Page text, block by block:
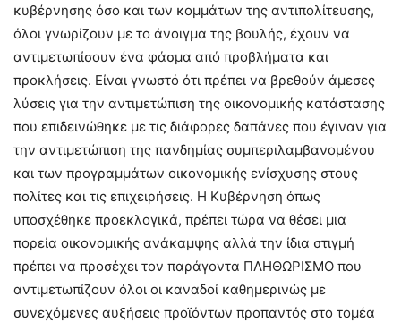
κυβέρνησης όσο και των κομμάτων της αντιπολίτευσης,
όλοι γνωρίζουν με το άνοιγμα της βουλής, έχουν να
αντιμετωπίσουν ένα φάσμα από προβλήματα και
προκλήσεις. Είναι γνωστό ότι πρέπει να βρεθούν άμεσες
λύσεις για την αντιμετώπιση της οικονομικής κατάστασης
που επιδεινώθηκε με τις διάφορες δαπάνες που έγιναν για
την αντιμετώπιση της πανδημίας συμπεριλαμβανομένου
και των προγραμμάτων οικονομικής ενίσχυσης στους
πολίτες και τις επιχειρήσεις. Η Κυβέρνηση όπως
υποσχέθηκε προεκλογικά, πρέπει τώρα να θέσει μια
πορεία οικονομικής ανάκαμψης αλλά την ίδια στιγμή
πρέπει να προσέχει τον παράγοντα ΠΛΗΘΩΡΙΣΜΟ που
αντιμετωπίζουν όλοι οι καναδοί καθημερινώς με
συνεχόμενες αυξήσεις προϊόντων προπαντός στο τομέα